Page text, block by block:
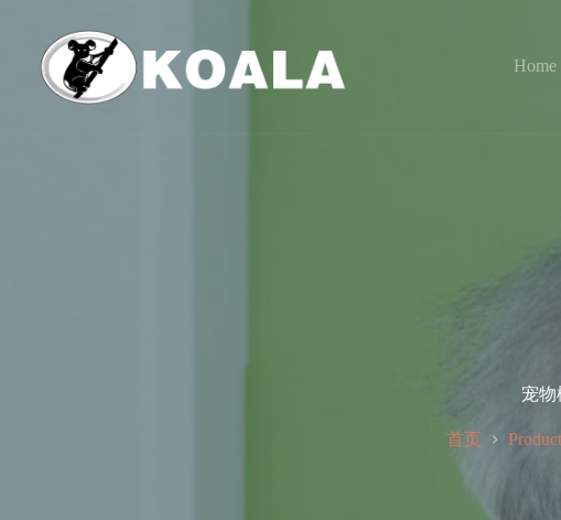
Home
宠物
首页